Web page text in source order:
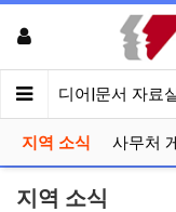
견 미디어|문서 자료
지역 소식 사무처
지역 소식